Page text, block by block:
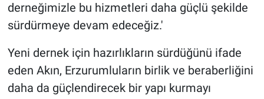
derneğimizle bu hizmetleri daha güçlü şekilde
sürdürmeye devam edeceğiz.'
Yeni dernek için hazırlıkların sürdüğünü ifade
eden Akın, Erzurumluların birlik ve beraberliğini
daha da güçlendirecek bir yapı kurmayı